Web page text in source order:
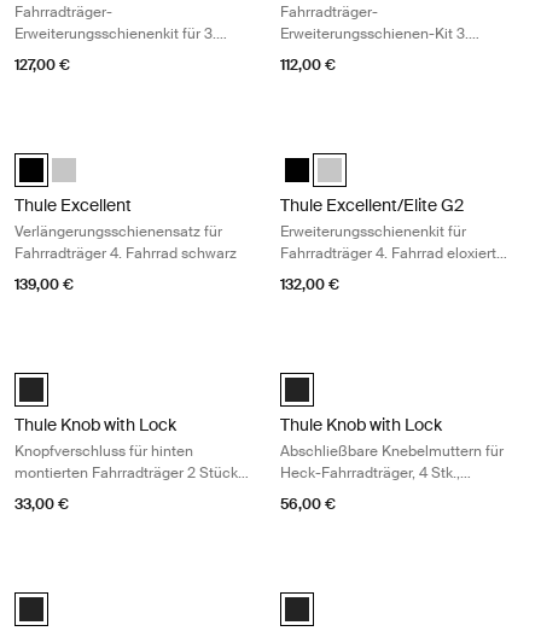
Fahrradträger-
Erweiterungsschienenkit für 3.
Fahrrad schwarz
127,00 €
Fahrradträger-
Erweiterungsschienen-Kit 3.
Fahrrad eloxiert grau
112,00 €
Thule Excellent 4th Rail Kit Black Schwarz (selected)
Thule Excellent/Elite G2 4th Rail Kit Eloxiert
Thule Excellent
Verlängerungsschienensatz für
Fahrradträger 4. Fahrrad schwarz
139,00 €
Thule Excellent 4th Rail Kit Black
Thule Excellent/Elite G2 4th
Thule Excellent/Elite G2
Erweiterungsschienenkit für
Fahrradträger 4. Fahrrad eloxiert
grau
132,00 €
Black (selected)
Thule Knob with Lock
Knopfverschluss für hinten
montierten Fahrradträger 2 Stück
schwarz
33,00 €
Black (selected)
Thule Knob with Lock
Abschließbare Knebelmuttern für
Heck-Fahrradträger, 4 Stk.,
schwarz
56,00 €
Black (selected) Black (selected)